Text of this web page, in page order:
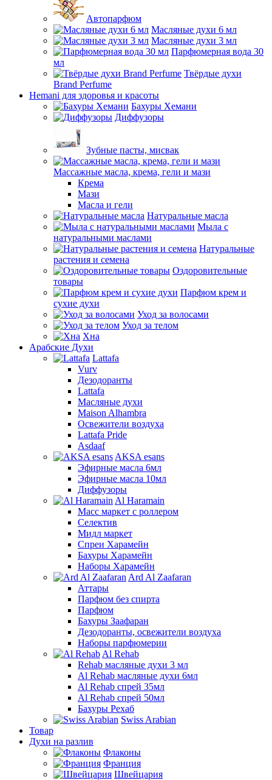
Автопарфюм
Масляные духи 6 мл
Масляные духи 3 мл
Парфюмерная вода 30
мл
Твёрдые духи
Brand Perfume
Hemani для здоровья и красоты
Бахуры Хемани
Диффузоры
Зубные пасты, мисвак
Массажные масла, крема, гели и мази
Крема
Мази
Масла и гели
Натуральные масла
Мыла с
натуральными маслами
Натуральные
растения и семена
Оздоровительные
товары
Парфюм крем и
сухие духи
Уход за волосами
Уход за телом
Хна
Арабские Духи
Lattafa
Vurv
Дезодоранты
Lattafa
Масляные духи
Maison Alhambra
Освежители воздуха
Lattafa Pride
Asdaaf
AKSA esans
Эфирные масла 6мл
Эфирные масла 10мл
Диффузоры
Al Haramain
Масс маркет с роллером
Селектив
Мидл маркет
Спреи Харамейн
Бахуры Харамейн
Наборы Харамейн
Ard Al Zaafaran
Аттары
Парфюм без спирта
Парфюм
Бахуры Заафаран
Дезодоранты, освежители воздуха
Наборы парфюмерии
Al Rehab
Rehab масляные духи 3 мл
Al Rehab масляные духи 6мл
Al Rehab спрей 35мл
Al Rehab спрей 50мл
Бахуры Рехаб
Swiss Arabian
Товар
Духи на разлив
Флаконы
Франция
Швейцария